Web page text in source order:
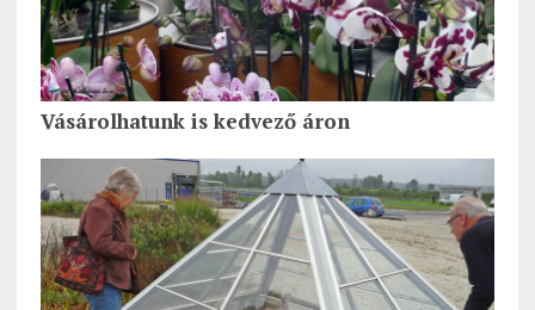
Vásárolhatunk is kedvező áron